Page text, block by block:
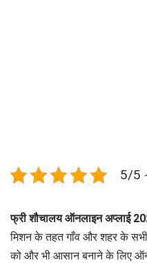
5/5
फ्री शौचालय ऑनलाइन अप्लाई
मिशन के तहत गाँव और शहर के सभी
को और भी आसान बनाने के लिए